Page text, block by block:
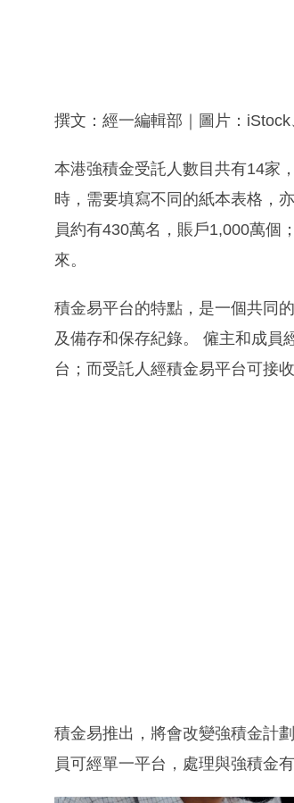
撰文：經一編輯部｜圖片：
本港強積金受託人數目共有14家
時，需要填寫不同的紙本表格，
員約有430萬名，賬戶1,000萬個
來。
積金易平台的特點，是一個共同
及備存和保存紀錄。 僱主和成員
台；而受託人經積金易平台可接
積金易推出，將會改變強積金計
員可經單一平台，處理與強積金